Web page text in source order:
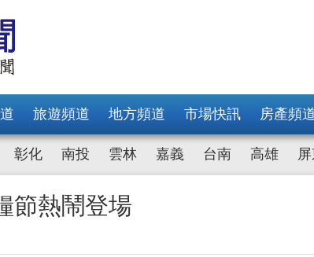
旅遊頻道 地方頻道 市場快訊 房產頻
彰化 南投 雲林 嘉義 台南 高雄
節熱鬧登場